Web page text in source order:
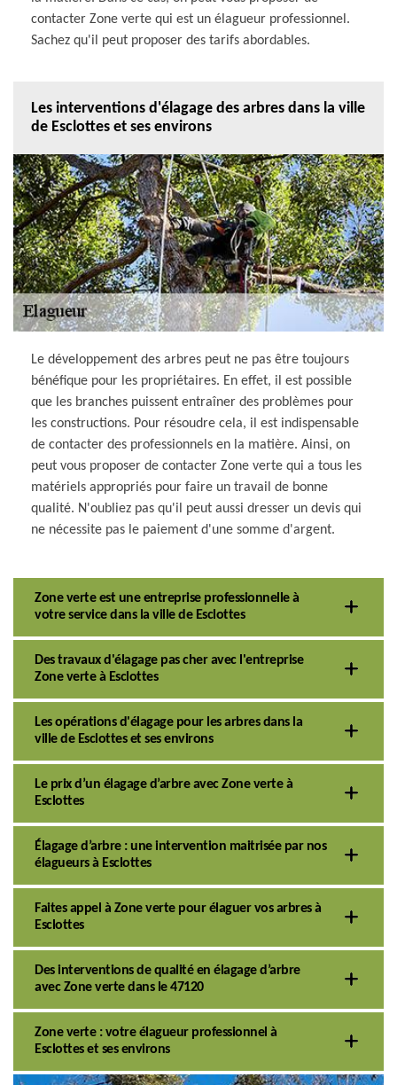
contacter Zone verte qui est un élagueur professionnel.
Sachez qu'il peut proposer des tarifs abordables.
Les interventions d'élagage des arbres dans la ville
de Esclottes et ses environs
Le développement des arbres peut ne pas être toujours
bénéfique pour les propriétaires. En effet, il est possible
que les branches puissent entraîner des problèmes pour
les constructions. Pour résoudre cela, il est indispensable
de contacter des professionnels en la matière. Ainsi, on
peut vous proposer de contacter Zone verte qui a tous les
matériels appropriés pour faire un travail de bonne
qualité. N'oubliez pas qu'il peut aussi dresser un devis qui
ne nécessite pas le paiement d'une somme d'argent.
Zone verte est une entreprise professionnelle à
votre service dans la ville de Esclottes
Des travaux d'élagage pas cher avec l'entreprise
Zone verte à Esclottes
Les opérations d'élagage pour les arbres dans la
ville de Esclottes et ses environs
Le prix d’un élagage d’arbre avec Zone verte à
Esclottes
Élagage d’arbre : une intervention maitrisée par nos
élagueurs à Esclottes
Faites appel à Zone verte pour élaguer vos arbres à
Esclottes
Des interventions de qualité en élagage d’arbre
avec Zone verte dans le 47120
Zone verte : votre élagueur professionnel à
Esclottes et ses environs